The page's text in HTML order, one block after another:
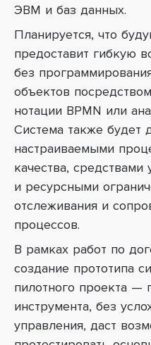
ЭВМ и баз данных.
Планируется, что
предоставит гибкую
без
объектов
нотации BPMN или
Система также будет
настраиваемыми
качества,
и ресурсными
отслеживания и
процессов.
В рамках работ по
создание прототипа
пилотного проекта —
инструмента, без
управления, даст